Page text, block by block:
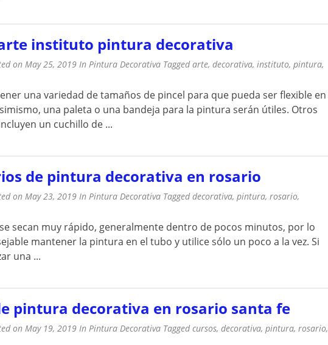
instituto pintura decorativa
on May 25, 2019 In Pintura Decorativa Taggedarte, decorativa, instituto, pintura,
una variedad de tamaños de pincel para que pueda ser flexible en
una paleta o una bandeja para la pintura serán útiles. Otros
un cuchillo de ...
de pintura decorativa en rosario
on May 23, 2019 In Pintura Decorativa Taggeddecorativa, pintura, rosario,
secan muy rápido, generalmente dentro de pocos minutos, por lo
mantener la pintura en el tubo y utilice sólo un poco a la vez. Si
una ...
pintura decorativa en rosario santa fe
on May 19, 2019 In Pintura Decorativa Taggedcursos, decorativa, pintura, rosario,